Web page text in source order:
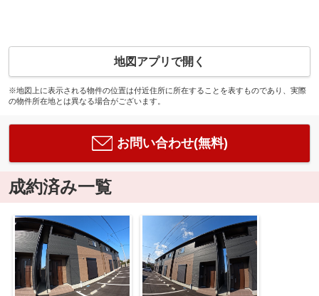
地図アプリで開く
※地図上に表示される物件の位置は付近住所に所在することを表すものであり、実際
の物件所在地とは異なる場合がございます。
お問い合わせ(無料)
成約済み一覧